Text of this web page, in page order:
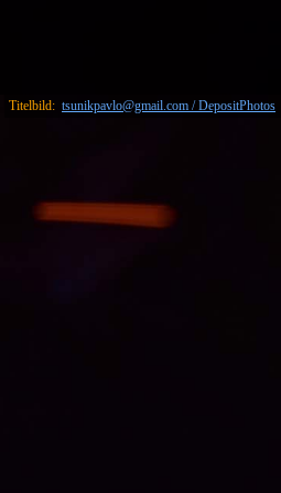
Titelbild: tsunikpavlo@gmail.com / DepositPhotos